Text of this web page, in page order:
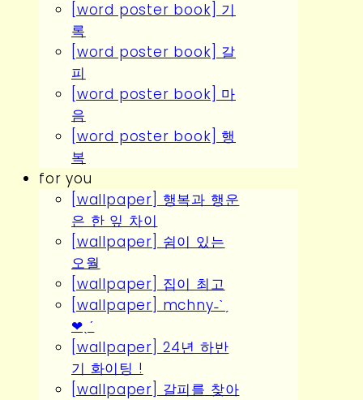
[word poster book] 기
록
[word poster book] 갈
피
[word poster book] 마
음
[word poster book] 행
복
for you
[wallpaper] 행복과 행운
은 한 잎 차이
[wallpaper] 쉼이 있는
오월
[wallpaper] 집이 최고
[wallpaper] mchny˗ˋˏ
❤︎ˎˊ
[wallpaper] 24년 하반
기 화이팅 !
[wallpaper] 갈피를 찾아